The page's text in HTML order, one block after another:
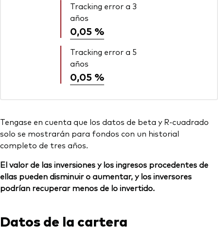
Tracking error a 3
años
0,05 %
Tracking error a 5
años
0,05 %
Tengase en cuenta que los datos de beta y R-cuadrado
solo se mostrarán para fondos con un historial
completo de tres años.
El valor de las inversiones y los ingresos procedentes de
ellas pueden disminuir o aumentar, y los inversores
podrían recuperar menos de lo invertido.
Datos de la cartera